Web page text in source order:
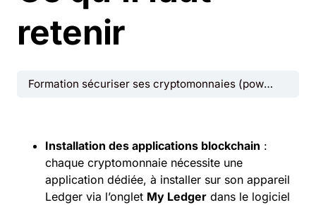
retenir
Formation sécuriser ses cryptomonnaies (powered by Ledger) – Edition 2026
Installation des applications blockchain :
chaque cryptomonnaie nécessite une
application dédiée, à installer sur son appareil
Ledger via l’onglet My Ledger dans le logiciel